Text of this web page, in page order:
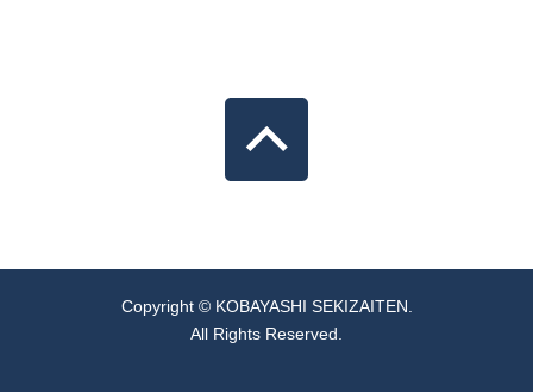
Copyright © KOBAYASHI SEKIZAITEN.
All Rights Reserved.